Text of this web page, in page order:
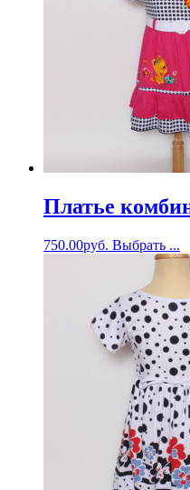
Платье
750.00руб. Выбрать ...